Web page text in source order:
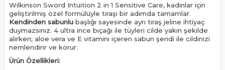
Wilkinson Sword Intuition 2 in 1 Sensitive Care, kadınlar için
geliştirilmiş özel formülüyle tıraşı bir adımda tamamlar.
Kendinden sabunlu başlığı sayesinde ayrı tıraş jeline ihtiyaç
duymazsınız. 4 ultra ince bıçağı ile tüyleri cilde yakın şekilde
alırken; aloe vera ve E vitamini içeren sabun şeridi ile cildinizi
nemlendirir ve korur.
Ürün Özellikleri: